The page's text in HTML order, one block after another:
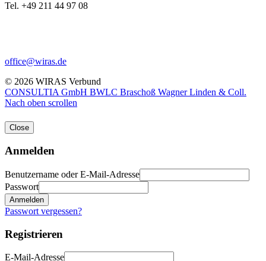
Tel. +49 211 44 97 08
office@wiras.de
© 2026 WIRAS Verbund
CONSULTIA GmbH BWLC Braschoß Wagner Linden & Coll.
Nach oben scrollen
Close
Anmelden
Benutzername oder E-Mail-Adresse
Passwort
Anmelden
Passwort vergessen?
Registrieren
E-Mail-Adresse